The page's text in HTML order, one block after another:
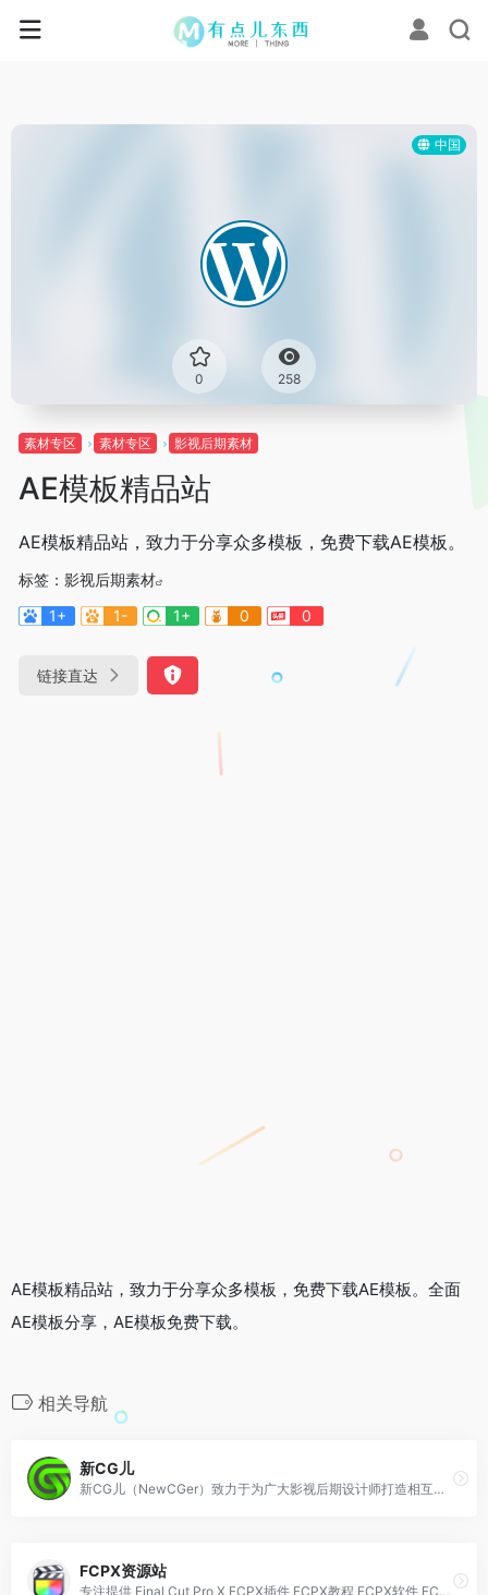
中国
0 258
素材专区 素材专区 影视后期素材
AE模板精品站
AE模板精品站，致力于分享众多模板，免费下载AE模板。
标签： 影视后期素材
1+
1- 1+ 0 0
链接直达
AE模板精品站，致力于分享众多模板，免费下载AE模板。全面
AE模板分享，AE模板免费下载。
相关导航
新CG儿
新CG儿（NewCGer）致力于为广大影视后期设计师打造相互交流、分享作品与经验的互动平台。
FCPX资源站
专注提供 Final Cut Pro X FCPX插件 FCPX教程 FCPX软件 FCPX调色 FCPX下载 素材等资源下载